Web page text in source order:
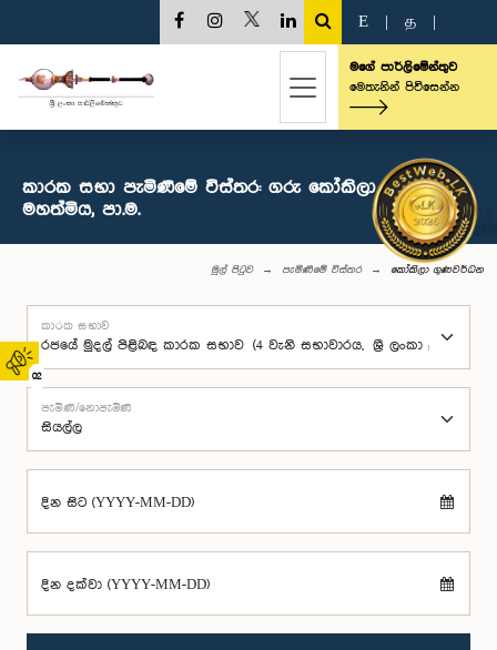
02
E த
මගේ පාර්ලිමේන්තුව
මෙතැනින් පිවිසෙන්න
කාරක සභා පැමිණීමේ විස්තර: ගරු කෝකිලා ගුණවර්ධන
මහත්මිය, පා.ම.
මුල් පිටුව පැමිණීමේ විස්තර කෝකිලා ගුණවර්ධන
කාරක සභාව
පැමිණි/නොපැමිණි
දින සිට (YYYY-MM-DD)
දින දක්වා (YYYY-MM-DD)